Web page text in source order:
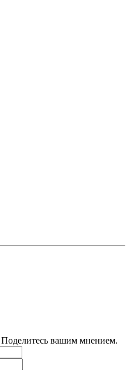
Поделитесь вашим мнением.